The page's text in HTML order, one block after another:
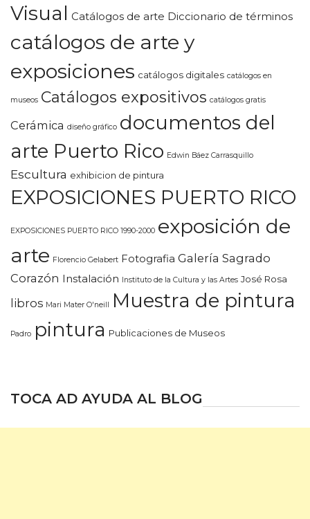
Visual Catálogos de arte Diccionario de términos
catálogos de arte y
exposiciones catálogos digitales catálogos en
museos Catálogos expositivos catálogos gratis
Cerámica diseño gráfico documentos del
arte Puerto Rico Edwin Báez Carrasquillo
Escultura exhibicion de pintura
EXPOSICIONES PUERTO RICO
EXPOSICIONES PUERTO RICO 1990-2000 exposición de
arte Florencio Gelabert Fotografia Galería Sagrado
Corazón Instalación Instituto de la Cultura y las Artes José Rosa
libros Mari Mater O'neill Muestra de pintura
Padro pintura Publicaciones de Museos
TOCA AD AYUDA AL BLOG